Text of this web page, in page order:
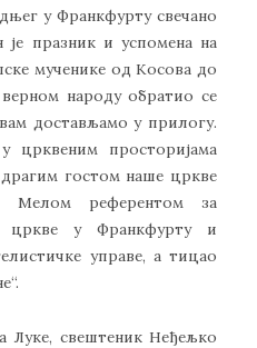
у Франкфурту свечано
празник и успомена на
мученике од Косова до
народу обратио се
достављамо у прилогу.
црквеним просторијама
драгим гостом наше цркве
Мелом референтом за
цркве у Франкфурту и
управе, а тицао
Луке, свештеник Неђељко